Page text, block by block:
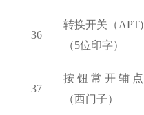
36
转换开关（APT)
（5位印字）
37
按钮常开辅点
（西门子）